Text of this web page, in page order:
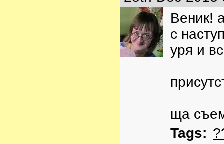
Веник!
с
уря и
ща
Tags: